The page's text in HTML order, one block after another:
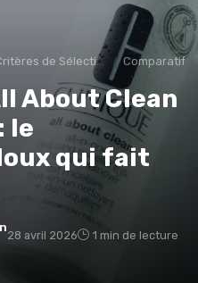
de Sélection Comparatifs
About Clean
le
qui fait
28 avril 2026 1 min de lecture